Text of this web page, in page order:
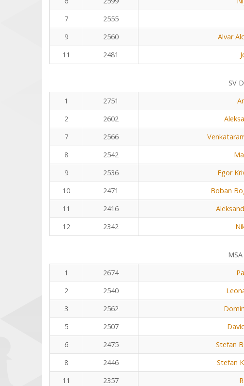
7
2555
9
2560 Alvar
11
2481
SV
1
2751
2
2602
7
2566
8
2542
9
2536 Egor
10
2471 Boban
11
2416
12
2342
1
2674
2
2540
3
2562
5
2507
6
2475 Stefan
8
2446 Stefan
11
2357